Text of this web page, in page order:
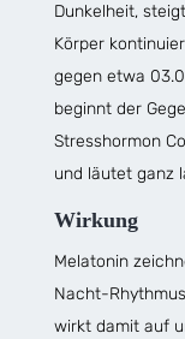
Dunkelheit,
Körper
gegen etwa
beginnt der
Stresshormon
und läutet ganz
Wirkung
Melatonin
Nacht-
wirkt damit auf